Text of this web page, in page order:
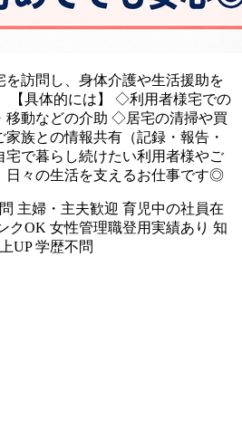
を訪問し、身体介護や生活援助を
具体的には】 ◇利用者様宅での
動などの介助 ◇居宅の清掃や買
族との情報共有（記録・報告・
宅で暮らし続けたい利用者様やご
日々の生活を支えるお仕事です◎
主婦・主夫歓迎 育児中の社員在
クOK 女性管理職登用実績あり 知
UP 学歴不問